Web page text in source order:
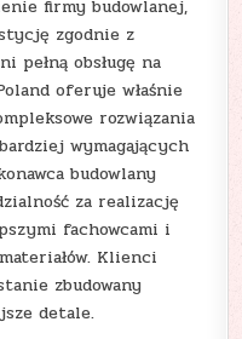
firmy budowlanej,
zgodnie z
pełną obsługę na
oferuje właśnie
rozwiązania
wymagających
budowlany
za realizację
fachowcami i
Klienci
zbudowany
detale.